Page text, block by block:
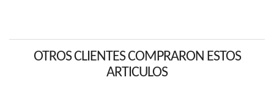
OTROS CLIENTES COMPRARON ESTOS
ARTICULOS